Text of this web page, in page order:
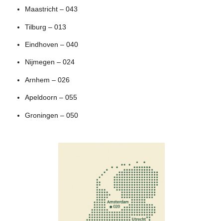
Maastricht – 043
Tilburg – 013
Eindhoven – 040
Nijmegen – 024
Arnhem – 026
Apeldoorn – 055
Groningen – 050